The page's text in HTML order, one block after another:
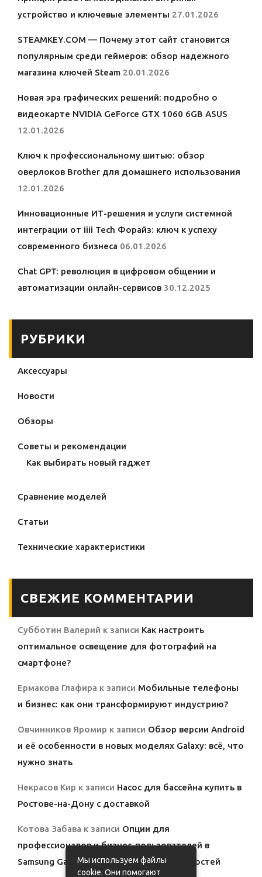
устройство и ключевые элементы 27.01.2026
STEAMKEY.COM — Почему этот сайт становится
популярным среди геймеров: обзор надежного
магазина ключей Steam 20.01.2026
Новая эра графических решений: подробно о
видеокарте NVIDIA GeForce GTX 1060 6GB ASUS
12.01.2026
Ключ к профессиональному шитью: обзор
оверлоков Brother для домашнего использования
12.01.2026
Инновационные ИТ-решения и услуги системной
интеграции от iiii Tech Форайз: ключ к успеху
современного бизнеса 06.01.2026
Chat GPT: революция в цифровом общении и
автоматизации онлайн-сервисов 30.12.2025
РУБРИКИ
Аксессуары
Новости
Обзоры
Советы и рекомендации
Как выбирать новый гаджет
Сравнение моделей
Статьи
Технические характеристики
СВЕЖИЕ КОММЕНТАРИИ
Субботин Валерий к записи Как настроить
оптимальное освещение для фотографий на
смартфоне?
Ермакова Глафира к записи Мобильные телефоны
и бизнес: как они трансформируют индустрию?
Овчинников Яромир к записи Обзор версии Android
и её особенности в новых моделях Galaxy: всё, что
нужно знать
Некрасов Кир к записи Насос для бассейна купить в
Ростове-на-Дону с доставкой
Котова Забава к записи Опции для
профессионалов и бизнес-пользователей в
Samsung Galaxy: полный обзор возможностей
Мы используем файлы
cookie. Они помогают